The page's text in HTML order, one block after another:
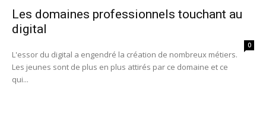
Les domaines professionnels touchant au
digital
0
L'essor du digital a engendré la création de nombreux métiers.
Les jeunes sont de plus en plus attirés par ce domaine et ce
qui...